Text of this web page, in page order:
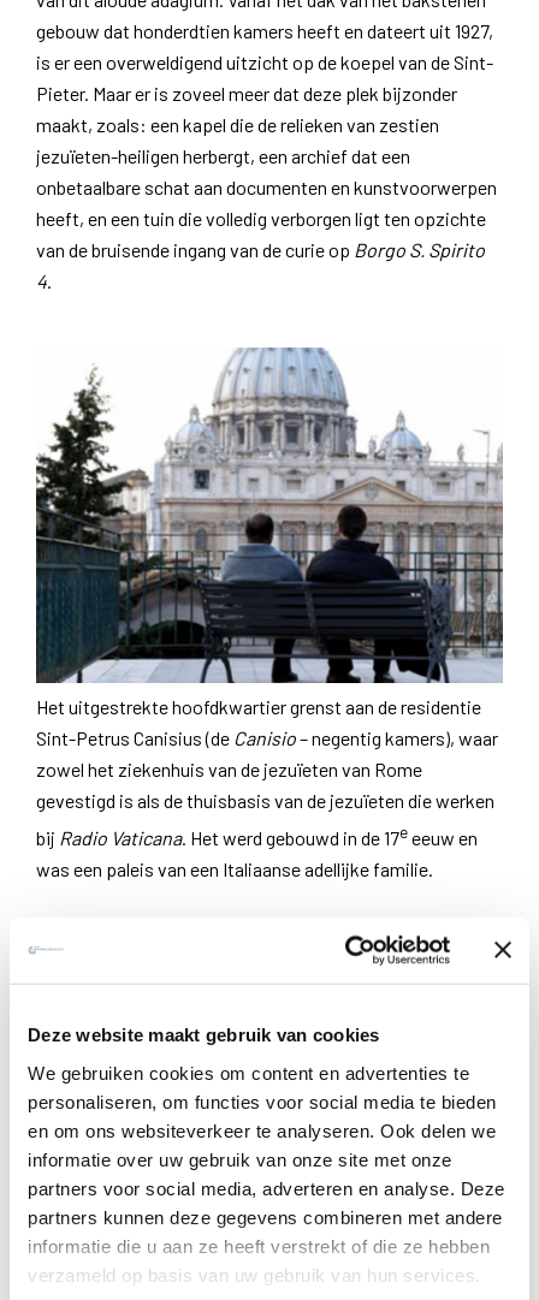
Deze website maakt gebruik van cookies
We gebruiken cookies om content en advertenties te
personaliseren, om functies voor social media te bieden
en om ons websiteverkeer te analyseren. Ook delen we
informatie over uw gebruik van onze site met onze
partners voor social media, adverteren en analyse. Deze
partners kunnen deze gegevens combineren met andere
informatie die u aan ze heeft verstrekt of die ze hebben
verzameld op basis van uw gebruik van hun services.
gebouw dat honderdtien kamers heeft en dateert uit 1927,
is er een overweldigend uitzicht op de koepel van de Sint-
Pieter. Maar er is zoveel meer dat deze plek bijzonder
maakt, zoals: een kapel die de relieken van zestien
jezuïeten-heiligen herbergt, een archief dat een
onbetaalbare schat aan documenten en kunstvoorwerpen
heeft, en een tuin die volledig verborgen ligt ten opzichte
van de bruisende ingang van de curie op Borgo S. Spirito
4.
Het uitgestrekte hoofdkwartier grenst aan de residentie
Sint-Petrus Canisius (de Canisio– negentig kamers), waar
zowel het ziekenhuis van de jezuïeten van Rome
gevestigd is als de thuisbasis van de jezuïeten die werken
bij Radio Vaticana. Het werd gebouwd in de 17eeeuw en
was een paleis van een Italiaanse adellijke familie.
Het gehele complex iszona extraterritoriale, wat
Vaticaanstad, het toch behoort tot de Heilige Stoel en
dezelfde bescherming krijgt als eigendom dat binnen de
muren van het Vaticaan ligt. Je kunt het vergelijken met de
manier waarop een buitenlandse ambassade wordt
beschouwd in een gastland. Wanneer er brand uitbreekt,
schiet de Vaticaanse brandweer te hulp; bij een inbraak
komt de politie van het Vaticaan langs.
In de bijna negentig jaar dat de jezuïeten de curie hun huis